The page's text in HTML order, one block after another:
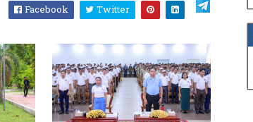
Facebook Twitter